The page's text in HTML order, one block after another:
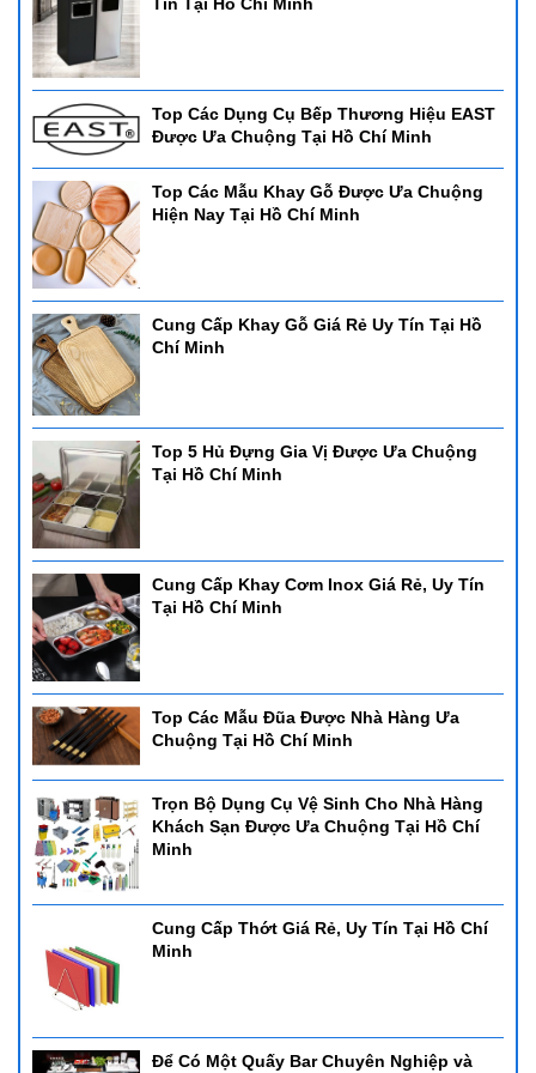
Top Các Dụng Cụ Bếp Thương Hiệu EAST
Được Ưa Chuộng Tại Hồ Chí Minh
Top Các Mẫu Khay Gỗ Được Ưa Chuộng
Hiện Nay Tại Hồ Chí Minh
Cung Cấp Khay Gỗ Giá Rẻ Uy Tín Tại Hồ
Chí Minh
Top 5 Hủ Đựng Gia Vị Được Ưa Chuộng
Tại Hồ Chí Minh
Cung Cấp Khay Cơm Inox Giá Rẻ, Uy Tín
Tại Hồ Chí Minh
Top Các Mẫu Đũa Được Nhà Hàng Ưa
Chuộng Tại Hồ Chí Minh
Trọn Bộ Dụng Cụ Vệ Sinh Cho Nhà Hàng
Khách Sạn Được Ưa Chuộng Tại Hồ Chí
Minh
Cung Cấp Thớt Giá Rẻ, Uy Tín Tại Hồ Chí
Minh
Để Có Một Quấy Bar Chuyên Nghiệp và